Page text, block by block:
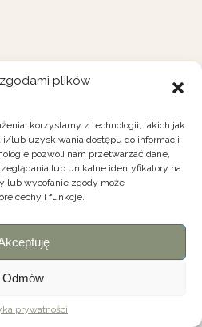
plików
korzystamy z technologii, takich jak
i/lub uzyskiwania dostępu do informacji
pozwoli nam przetwarzać dane,
lub unikalne identyfikatory na
lub wycofanie zgody może
cechy i funkcje.
Odmów
prywatności